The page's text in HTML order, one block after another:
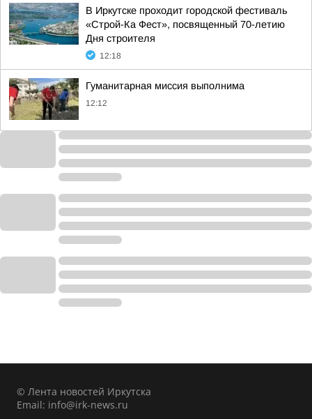
В Иркутске проходит городской фестиваль
«Строй-Ка Фест», посвященный 70-летию
Дня строителя
12:18
Гуманитарная миссия выполнима
12:12
© Лента новостей Иркутска
Email: info@irk-news.ru